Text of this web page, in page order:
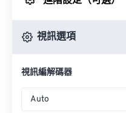
來自
視訊選項
視訊編解碼器
Auto